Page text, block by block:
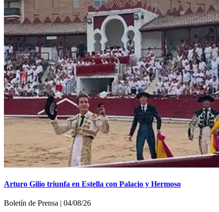
Arturo Gilio triunfa en Estella con Palacio y Hermoso
Boletí­n de Prensa | 04/08/26